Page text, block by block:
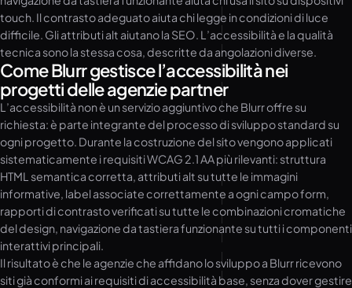
touch. Il contrasto adeguato aiuta chi legge in condizioni di luce
difficile. Gli attributi alt aiutano la SEO. L’accessibilità e la qualità
tecnica sono la stessa cosa, descritte da angolazioni diverse.
Come Blurr gestisce l’accessibilità nei
progetti delle agenzie partner
L’accessibilità non è un servizio aggiuntivo che Blurr offre su
richiesta: è parte integrante del processo di sviluppo standard su
ogni progetto. Durante la costruzione del sito vengono applicati
sistematicamente i requisiti WCAG 2.1 AA più rilevanti: struttura
HTML semantica corretta, attributi alt su tutte le immagini
informative, label associate correttamente a ogni campo form,
rapporti di contrasto verificati su tutte le combinazioni cromatiche
del design, navigazione da tastiera funzionante su tutti i componenti
interattivi principali.
Il risultato è che le agenzie che affidano lo sviluppo a Blurr ricevono
siti già conformi ai requisiti di accessibilità base, senza dover gestire